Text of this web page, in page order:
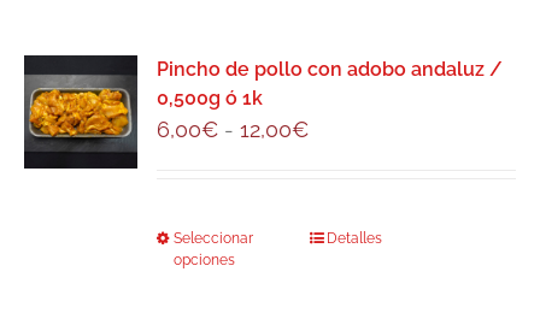
Las
se
en
Pincho de pollo con adobo andaluz /
0,500g ó 1k
6,00€ - 12,00€Rango
desde
Seleccionar
opciones
EsteDetalles